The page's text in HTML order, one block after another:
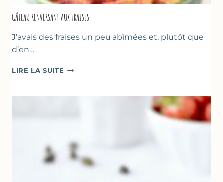
GÂTEAU RENVERSANT AUX FRAISES
J’avais des fraises un peu abîmées et, plutôt que
d’en…
LIRE LA SUITE GÂTEAU
FRAISES